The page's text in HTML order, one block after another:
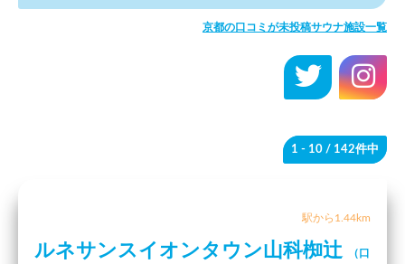
京都の口コミが未投稿サウナ施設一覧
1 - 10 / 142件中
駅から1.44km
ルネサンスイオンタウン山科椥辻
（口